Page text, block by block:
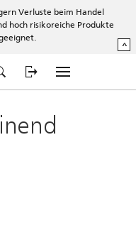
Verluste beim Handel
hoch risikoreiche Produkte
^